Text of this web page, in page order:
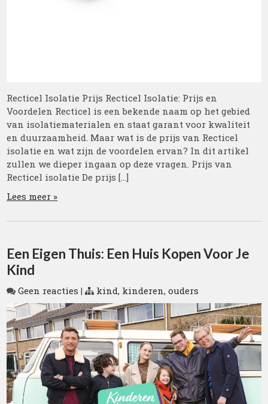
Recticel Isolatie Prijs Recticel Isolatie: Prijs en
Voordelen Recticel is een bekende naam op het gebied
van isolatiematerialen en staat garant voor kwaliteit
en duurzaamheid. Maar wat is de prijs van Recticel
isolatie en wat zijn de voordelen ervan? In dit artikel
zullen we dieper ingaan op deze vragen. Prijs van
Recticel isolatie De prijs […]
Lees meer »
Een Eigen Thuis: Een Huis Kopen Voor Je
Kind
Geen reacties | kind, kinderen,ouders